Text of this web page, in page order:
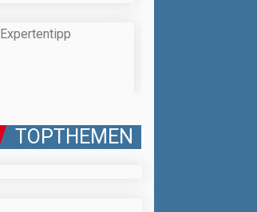
Expertentipp
TOPTHEMEN